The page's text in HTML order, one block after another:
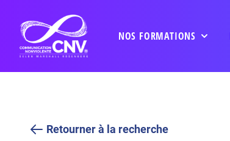
NOS FORMATIONS
Retourner à la recherche